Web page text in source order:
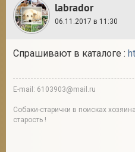
labrador
06.11.2017 в 11:30
Спрашивают в каталоге :
E-mail: 6103903@mail.ru
Собаки-старички в поисках
старость !